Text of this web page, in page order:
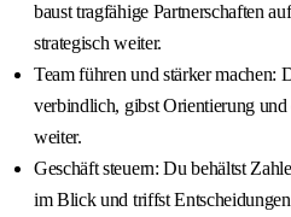
baust tragfähige Partnerschaften
strategisch weiter.
Team führen und stärker machen:
verbindlich, gibst Orientierung
weiter.
Geschäft steuern: Du behältst
im Blick und triffst